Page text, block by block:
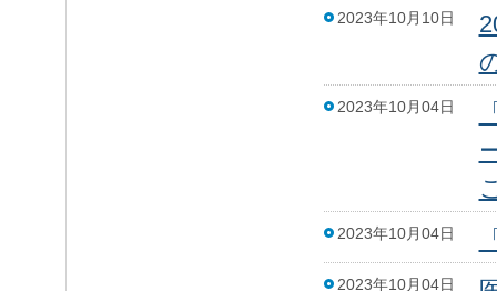
2023年10月10日
2023年10月04日
2023年10月04日
2023年10月04日